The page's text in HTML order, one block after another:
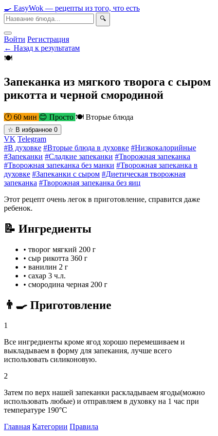
🍳 EasyWok — рецепты из того, что есть
🔍
Войти Регистрация
← Назад к результатам
🍽
Запеканка из мягкого творога с сыром
рикотта и черной смородиной
🕐 60 мин 😊 Просто 🍽 Вторые блюда
☆ В избранное 0
VK Telegram
#В духовке #Вторые блюда в духовке #Низкокалорийные
#Запеканки #Сладкие запеканки #Творожная запеканка
#Творожная запеканка без манки #Творожная запеканка в
духовке #Запеканки с сыром #Диетическая творожная
запеканка #Творожная запеканка без яиц
Этот рецепт очень легок в приготовление, справится даже
ребенок.
📝 Ингредиенты
• творог мягкий 200 г
• сыр рикотта 360 г
• ванилин 2 г
• сахар 3 ч.л.
• смородина черная 200 г
👨‍🍳 Приготовление
1
Все ингредиенты кроме ягод хорошо перемешиваем и
выкладываем в форму для запекания, лучше всего
использовать силиконовую.
2
Затем по верх нашей запеканки раскладываем ягоды(можно
использовать любые) и отправляем в духовку на 1 час при
температуре 190°С
Главная Категории Правила